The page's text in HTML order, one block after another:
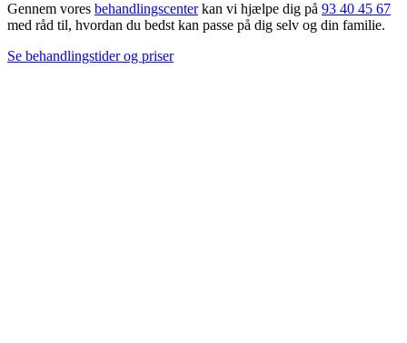
Gennem vores behandlingscenterkan vi hjælpe dig på 93 40 45 67
med råd til, hvordan du bedst kan passe på dig selv og din familie.
Se behandlingstider og priser